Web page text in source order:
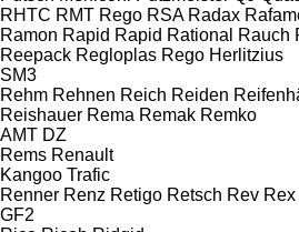
RHTC RMT Rego RSA Radax
Ramon Rapid Rapid Rational Rauch
Reepack Regloplas Rego Herlitzius
SM3
Rehm Rehnen Reich Reiden
Reishauer Rema Remak Remko
AMT DZ
Rems Renault
Kangoo Trafic
Renner Renz Retigo Retsch Rev Rex
GF2